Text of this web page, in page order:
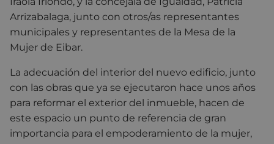
Arrizabalaga, junto con otros/as representantes
municipales y representantes de la Mesa de la
Mujer de Eibar.
La adecuación del interior del nuevo edificio, junto
con las obras que ya se ejecutaron hace unos años
para reformar el exterior del inmueble, hacen de
este espacio un punto de referencia de gran
importancia para el empoderamiento de la mujer,